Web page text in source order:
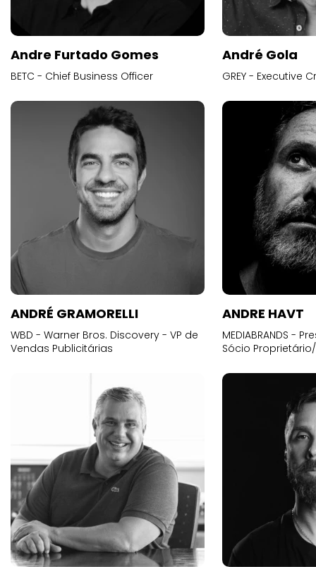
Andre Furtado Gomes
BETC - Chief Business Officer
André Gola
GREY - Executive
ANDRÉ GRAMORELLI
WBD - Warner Bros. Discovery - VP de
Vendas Publicitárias
ANDRE HAVT
MEDIABRANDS -
Sócio